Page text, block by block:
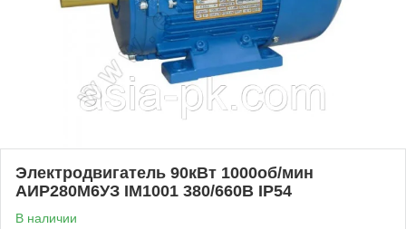
Электродвигатель 90кВт 1000об/мин
АИР280М6УЗ IM1001 380/660В IP54
В наличии